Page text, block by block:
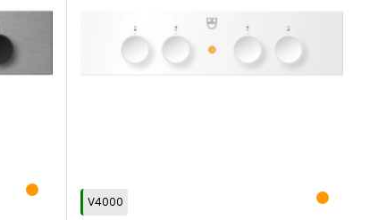
V4000